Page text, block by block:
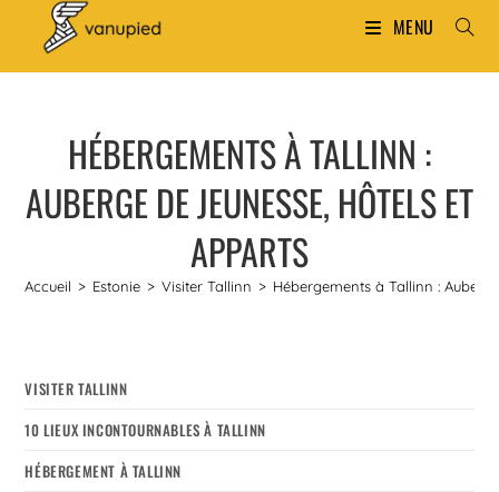
MENU
HÉBERGEMENTS À TALLINN :
AUBERGE DE JEUNESSE, HÔTELS ET
APPARTS
Accueil > Estonie > Visiter Tallinn > Hébergements à Tallinn :
VISITER TALLINN
10 LIEUX INCONTOURNABLES À TALLINN
HÉBERGEMENT À TALLINN